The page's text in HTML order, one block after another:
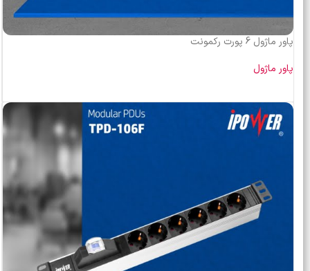
پاور ماژول 6 پورت رکمونت
پاور ماژول